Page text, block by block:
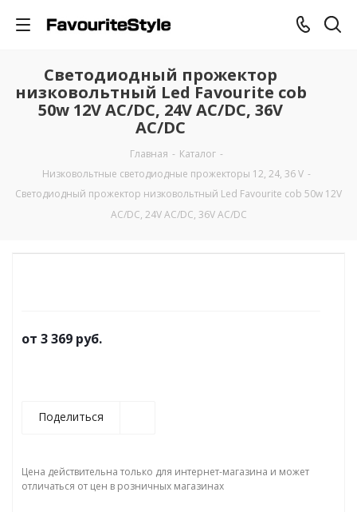
Светодиодный прожектор
низковольтный Led Favourite cob
50w 12V AC/DC, 24V AC/DC, 36V
AC/DC
Главная - Каталог -
Низковольтные светодиодные прожекторы 12, 24, 36 V -
Светодиодный прожектор низковольтный Led Favourite cob 50w 12V
AC/DC, 24V AC/DC, 36V AC/DC
от 3 369 руб.
Поделиться
Цена действительна только для интернет-магазина и может
отличаться от цен в розничных магазинах